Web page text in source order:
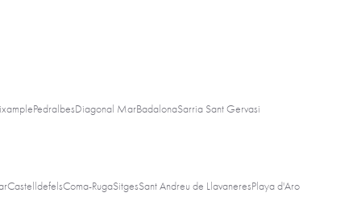
PedralbesDiagonal MarBadalonaSarria Sant Gervasi
CastelldefelsComa-RugaSitgesSant Andreu de LlavaneresPlaya d'Aro